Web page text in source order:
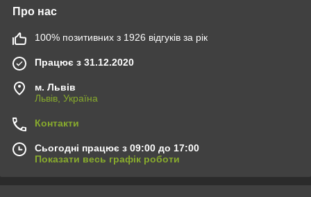
Про нас
100% позитивних з 1926 відгуків за рік
Працює з 31.12.2020
м. Львів
Львів, Україна
Контакти
Сьогодні працює з 09:00 до 17:00
Показати весь графік роботи